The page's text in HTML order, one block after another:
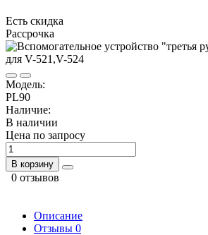
Есть скидка
Рассрочка
Модель:
PL90
Наличие:
В наличии
Цена по запросу
В корзину
0 отзывов
Описание
Отзывы 0